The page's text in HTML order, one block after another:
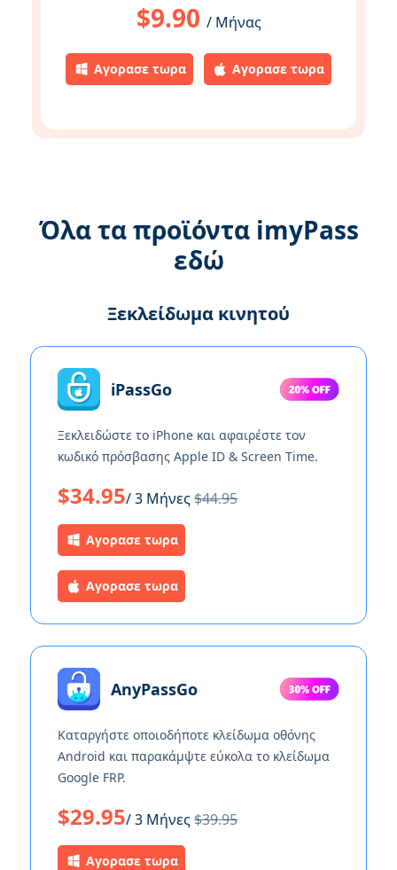
$9.90 / Μήνας
Αγορασε τωρα Αγορασε τωρα
Όλα τα προϊόντα imyPass
εδώ
Ξεκλείδωμα κινητού
iPassGo
Ξεκλειδώστε το iPhone και αφαιρέστε τον
κωδικό πρόσβασης Apple ID & Screen Time.
$34.95/ 3 Μήνες$44.95
Αγορασε τωρα
Αγορασε τωρα
AnyPassGo
Καταργήστε οποιοδήποτε κλείδωμα οθόνης
Android και παρακάμψτε εύκολα το κλείδωμα
Google FRP.
$29.95/ 3 Μήνες$39.95
Αγορασε τωρα